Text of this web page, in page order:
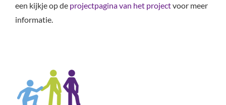
een kijkje op de projectpagina van het projectvoor meer
informatie.